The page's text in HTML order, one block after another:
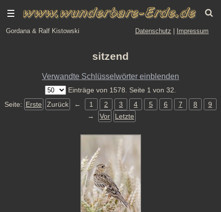
Gordana & Ralf Kistowski Datenschutz Impressum
sitzend
Verwandte Schlüsselwörter einblenden
Einträge von 1578. Seite 1 von 32.
Seite: Erste Zurück ← 1 2 3 4 5 6 7 8
9
→
Vor Letzte